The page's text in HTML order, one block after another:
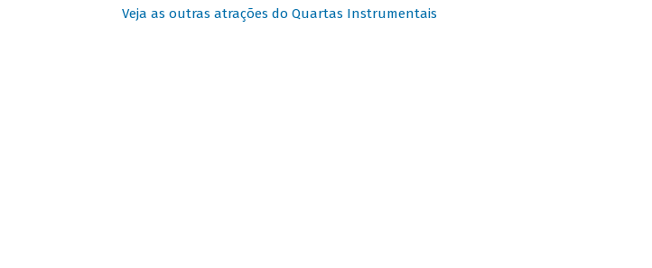
Veja as outras atrações do Quartas Instrumentais